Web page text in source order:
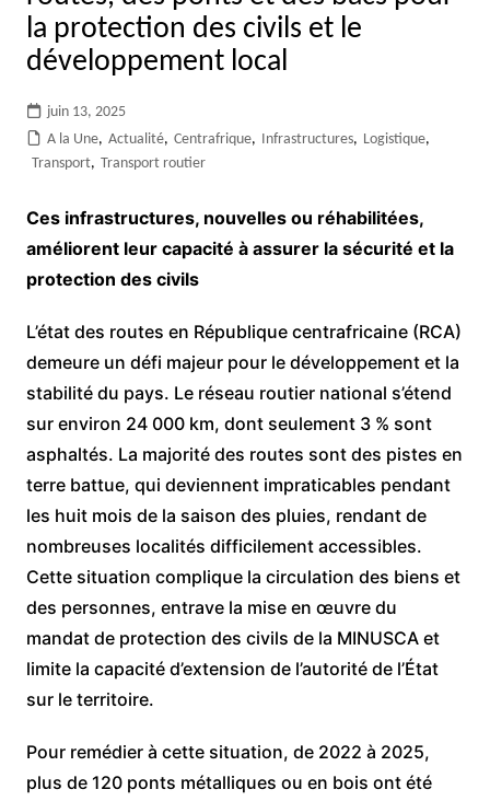
la protection des civils et le
développement local
juin 13, 2025
A la Une, Actualité, Centrafrique, Infrastructures, Logistique,
Transport, Transport routier
Ces infrastructures, nouvelles ou réhabilitées,
améliorent leur capacité à assurer la sécurité et la
protection des civils
L’état des routes en République centrafricaine (RCA)
demeure un défi majeur pour le développement et la
stabilité du pays. Le réseau routier national s’étend
sur environ 24 000 km, dont seulement 3 % sont
asphaltés. La majorité des routes sont des pistes en
terre battue, qui deviennent impraticables pendant
les huit mois de la saison des pluies, rendant de
nombreuses localités difficilement accessibles.
Cette situation complique la circulation des biens et
des personnes, entrave la mise en œuvre du
mandat de protection des civils de la MINUSCA et
limite la capacité d’extension de l’autorité de l’État
sur le territoire.
Pour remédier à cette situation, de 2022 à 2025,
plus de 120 ponts métalliques ou en bois ont été